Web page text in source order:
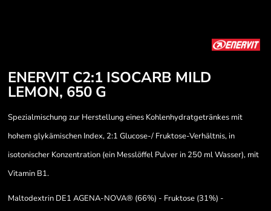
ENERVIT C2:1 ISOCARB MILD
LEMON, 650 G
Spezialmischung zur Herstellung eines Kohlenhydratgetränkes mit
hohem glykämischen Index, 2:1 Glucose-/ Fruktose-Verhältnis, in
isotonischer Konzentration (ein Messlöffel Pulver in 250 ml Wasser), mit
Vitamin B1.
Maltodextrin DE1 AGENA-NOVA® (66%) - Fruktose (31%) -